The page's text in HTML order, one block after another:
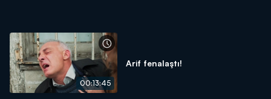
00:13:45
Arif fenalaştı!